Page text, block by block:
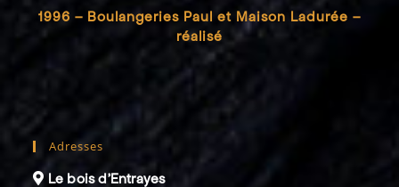
1996 – Boulangeries Paul et Maison Ladurée –
réalisé
Adresses
Le bois d’Entrayes